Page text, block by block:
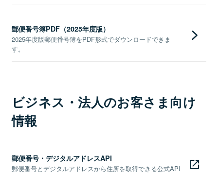
郵便番号簿PDF（2025年度版）
2025年度版郵便番号簿をPDF形式でダウンロードできま
す。
ビジネス・法人のお客さま向け
情報
郵便番号・デジタルアドレスAPI
郵便番号とデジタルアドレスから住所を取得できる公式API